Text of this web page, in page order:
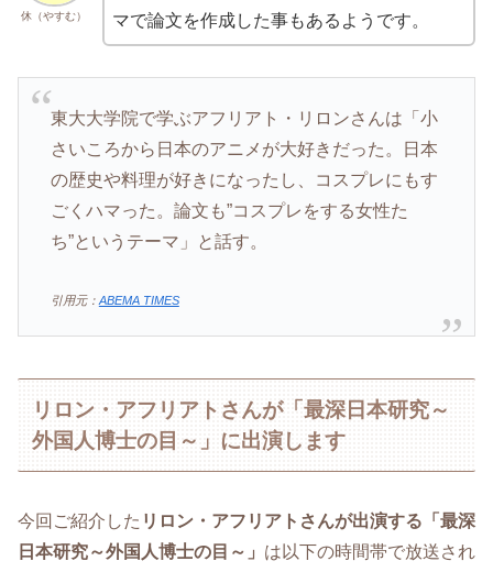
休（やすむ）
マで論文を作成した事もあるようです。
東大大学院で学ぶアフリアト・リロンさんは「小
さいころから日本のアニメが大好きだった。日本
の歴史や料理が好きになったし、コスプレにもす
ごくハマった。論文も”コスプレをする女性た
ち”というテーマ」と話す。
引用元： ABEMA TIMES
リロン・アフリアトさんが「最深日本研究～
外国人博士の目～」に出演します
今回ご紹介した リロン・アフリアトさんが出演する「最深
日本研究～外国人博士の目～」 は以下の時間帯で放送され